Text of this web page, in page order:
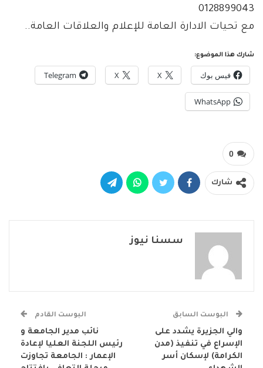
0128899043
مع تحيات الادارة العامة للإعلام والعلاقات العامة..
شارك هذا الموضوع:
فيس بوك X
X
Telegram
WhatsApp
0
شارك
سسنا نيوز
البوست السابق
والي الجزيرة يشدد على
الإسراع في تنفيذ (مدن
الكرامة) لإسكان أسر
البوست القادم
نائب مدير الجامعة و
رئيس اللجنة العليا لإعادة
الإعمار : الجامعة تجاوزت